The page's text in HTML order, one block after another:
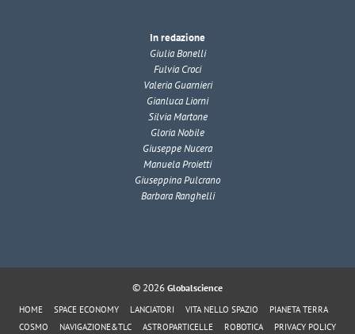
In redazione
Giulia Bonelli
Fulvia Croci
Valeria Guarnieri
Gianluca Liorni
Silvia Martone
Gloria Nobile
Giuseppe Nucera
Manuela Proietti
Giuseppina Pulcrano
Barbara Ranghelli
© 2026 Globalscience
HOME SPACE ECONOMY LANCIATORI VITA NELLO SPAZIO
PIANETA TERRA
COSMO
NAVIGAZIONE&TLC ASTROPARTICELLE ROBOTICA PRIVACY POLICY